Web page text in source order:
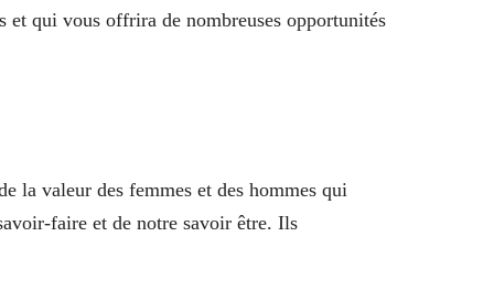
et qui vous offrira de nombreuses opportunités
la valeur des femmes et des hommes qui
faire et de notre savoir être. Ils